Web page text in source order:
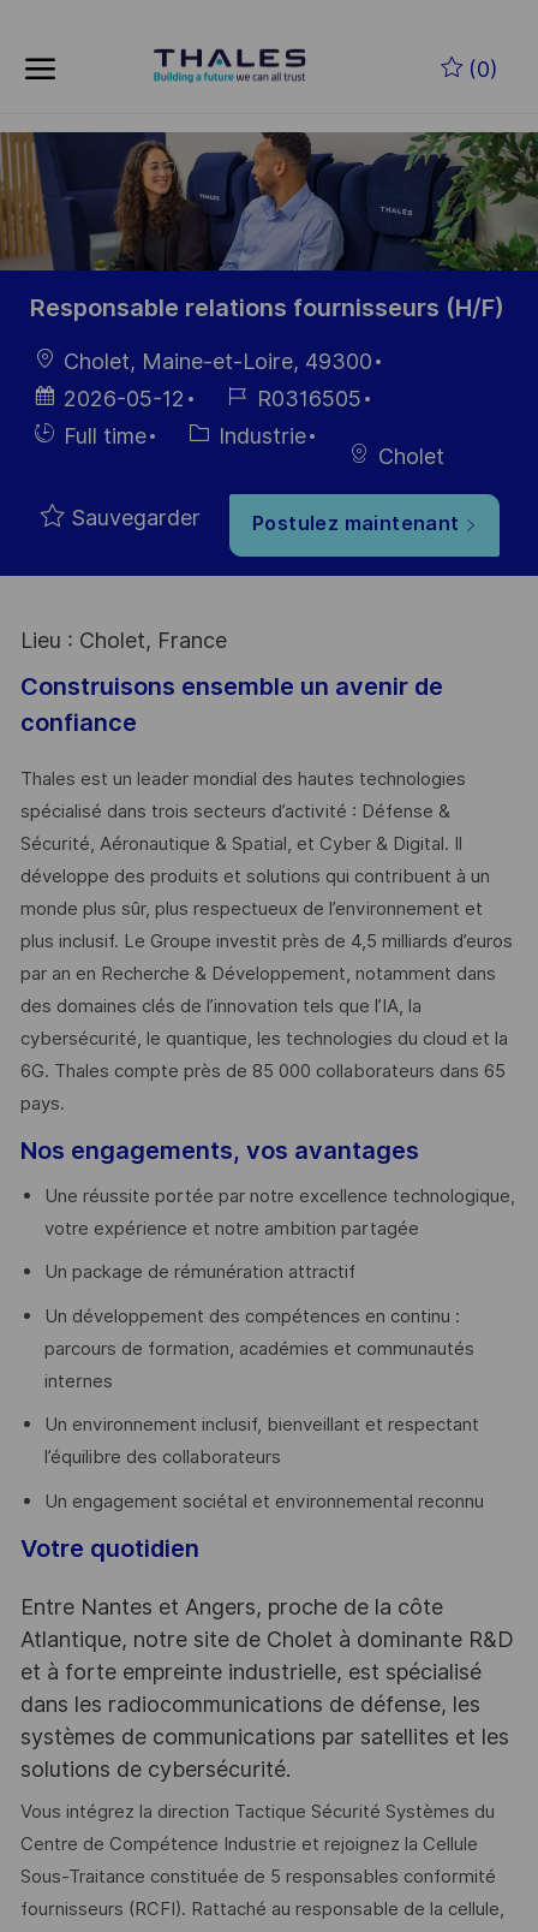
(0)
-
Responsable relations fournisseurs (H/F)
localisation
Cholet, Maine-et-Loire, 49300
Date
d’affichage
2026-05-12
Référence
du poste
R0316505
HiringFull time Catégorie
Industrie
Cholet
Sauvegarder Postulez maintenant
Lieu : Cholet, France
Construisons ensemble un avenir de
confiance
Thales est un leader mondial des hautes technologies
spécialisé dans trois secteurs d’activité : Défense &
Sécurité, Aéronautique & Spatial, et Cyber & Digital. Il
développe des produits et solutions qui contribuent à un
monde plus sûr, plus respectueux de l’environnement et
plus inclusif. Le Groupe investit près de 4,5 milliards d’euros
par an en Recherche & Développement, notamment dans
des domaines clés de l’innovation tels que l’IA, la
cybersécurité, le quantique, les technologies du cloud et la
6G. Thales compte près de 85 000 collaborateurs dans 65
pays. ​
Nos engagements, vos avantages
Une réussite portée par notre excellence technologique,
votre expérience et notre ambition partagée
Un package de rémunération attractif
Un développement des compétences en continu :
parcours de formation, académies et communautés
internes
Un environnement inclusif, bienveillant et respectant
l’équilibre des collaborateurs
Un engagement sociétal et environnemental reconnu
Votre quotidien
Entre Nantes et Angers, proche de la côte
Atlantique, notre site de Cholet à dominante R&D
et à forte empreinte industrielle, est spécialisé
dans les radiocommunications de défense, les
systèmes de communications par satellites et les
solutions de cybersécurité.
Vous intégrez la direction Tactique Sécurité Systèmes du
Centre de Compétence Industrie et rejoignez la Cellule
Sous-Traitance constituée de 5 responsables conformité
fournisseurs (RCFI). Rattaché au responsable de la cellule,